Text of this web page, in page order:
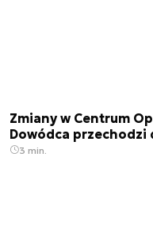
Zmiany w Centrum
Dowódca przechodzi
3 min.